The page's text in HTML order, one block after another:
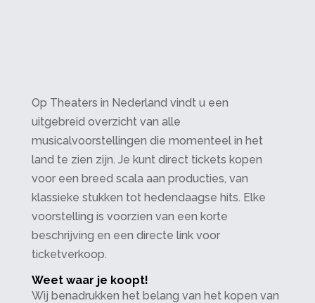
Op Theaters in Nederland vindt u een
uitgebreid overzicht van alle
musicalvoorstellingen die momenteel in het
land te zien zijn. Je kunt direct tickets kopen
voor een breed scala aan producties, van
klassieke stukken tot hedendaagse hits. Elke
voorstelling is voorzien van een korte
beschrijving en een directe link voor
ticketverkoop.
Weet waar je koopt!
Wij benadrukken het belang van het kopen van